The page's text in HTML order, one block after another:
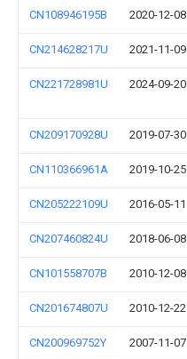
CN108946195B 2020-12-08
CN214628217U 2021-11-09
CN221728981U 2024-09-20
CN209170928U 2019-07-30
CN110366961A 2019-10-25
CN205222109U 2016-05-11
CN207460824U 2018-06-08
CN101558707B 2010-12-08
CN201674807U 2010-12-22
CN200969752Y 2007-11-07